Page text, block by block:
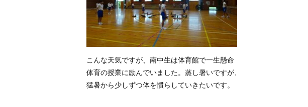
こんな天気ですが、南中生は体育館で一生懸命
体育の授業に励んでいました。蒸し暑いですが、
猛暑から少しずつ体を慣らしていきたいです。